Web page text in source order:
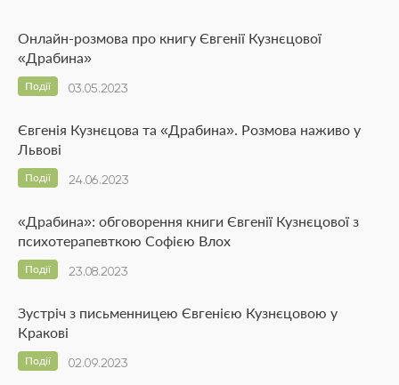
Онлайн-розмова про книгу Євгенії Кузнєцової
«Драбина»
03.05.2023
Події
Євгенія Кузнєцова та «Драбина». Розмова наживо у
Львові
24.06.2023
Події
«Драбина»: обговорення книги Євгенії Кузнєцової з
психотерапевткою Софією Влох
23.08.2023
Події
Зустріч з письменницею Євгенією Кузнєцовою у
Кракові
02.09.2023
Події